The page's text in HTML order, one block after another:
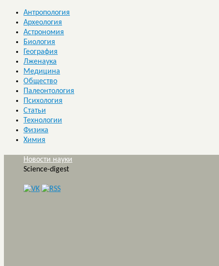
Антропология
Археология
Астрономия
Биология
География
Лженаука
Медицина
Общество
Палеонтология
Психология
Статьи
Технологии
Физика
Химия
Новости науки
Science-digest